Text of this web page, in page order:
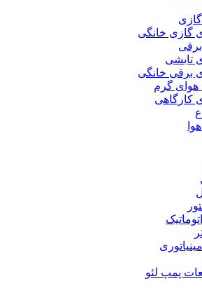
گازی خانگی
تابشی
برقی خانگی
هوای گرم
کارگاهی
پمپ لئو